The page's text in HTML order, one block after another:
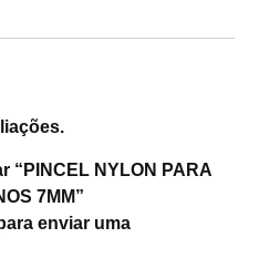
“PINCEL NYLON PARA
7MM”
enviar uma